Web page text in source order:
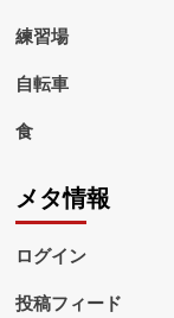
練習場
自転車
食
メタ情報
ログイン
投稿フィード